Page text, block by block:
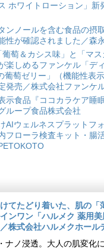
ホワイトローション」新
ンノールを含む食品の摂
性が確認されました／森
葡萄＆カシス味」と「マ
楽しめるファンケル「デ
葡萄ゼリー」（機能性表
発売／株式会社ファンケ
示食品『ココカラケア睡
ループ食品株式会社
AIウェルネスプラットフ
フローラ検査キット・腸
てたどり着いた、肌の
ンワン「ハルメク 薬用
株式会社ハルメクホール
ナノ浸透。大人の肌変化